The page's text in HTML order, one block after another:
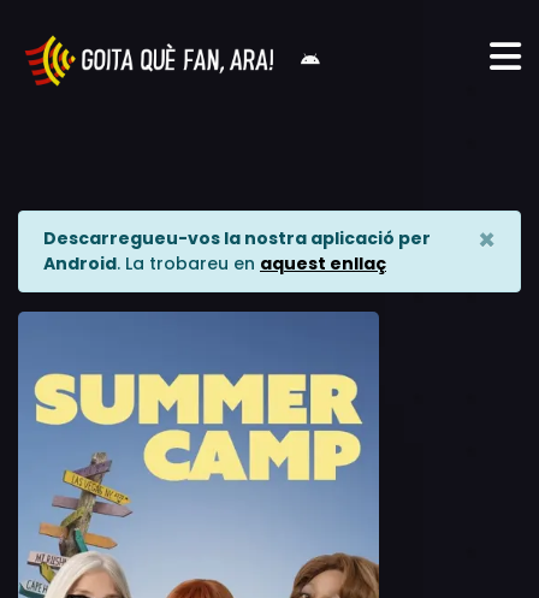
Descarregueu-vos la nostra aplicació per
Android. La trobareu en aquest enllaç
×